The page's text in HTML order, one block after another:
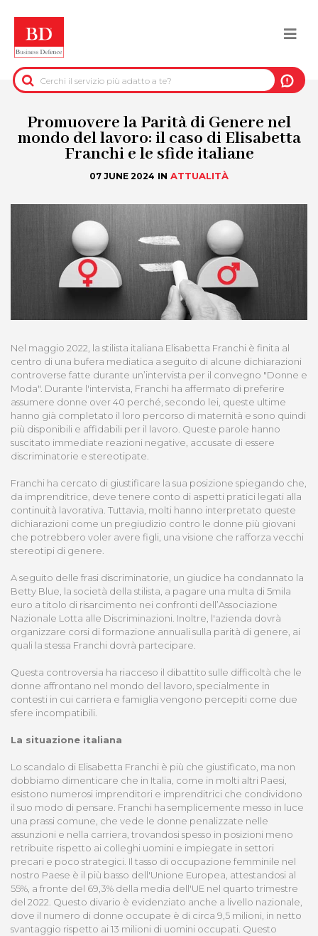
contenuto
principale
BACK
INFORMAZIONI PRE-CONTRATTUALI
INFORMAZIONI PER IL RECUPERO DEL
INFORMAZIONI IMMOBILIARI
DATI UFFICIALI
DUE DILIGENCE
SERVIZI ANTIFRODE
Promuovere la Parità di Genere nel
mondo del lavoro: il caso di Elisabetta
Franchi e le sfide italiane
07 JUNE 2024 IN ATTUALITÀ
Nel maggio 2022, la stilista italiana Elisabetta Franchi è finita al
centro di una bufera mediatica a seguito di alcune dichiarazioni
controverse fatte durante un’intervista per il convegno "Donne e
Moda". Durante l'intervista, Franchi ha affermato di preferire
assumere donne over 40 perché, secondo lei, queste ultime
hanno già completato il loro percorso di maternità e sono quindi
più disponibili e affidabili per il lavoro. Queste parole hanno
suscitato immediate reazioni negative, accusate di essere
discriminatorie e stereotipate.
Franchi ha cercato di giustificare la sua posizione spiegando che,
da imprenditrice, deve tenere conto di aspetti pratici legati alla
continuità lavorativa. Tuttavia, molti hanno interpretato queste
dichiarazioni come un pregiudizio contro le donne più giovani
che potrebbero voler avere figli, una visione che rafforza vecchi
stereotipi di genere.
A seguito delle frasi discriminatorie, un giudice ha condannato la
Betty Blue, la società della stilista, a pagare una multa di 5mila
euro a titolo di risarcimento nei confronti dell’Associazione
Nazionale Lotta alle Discriminazioni. Inoltre, l'azienda dovrà
organizzare corsi di formazione annuali sulla parità di genere, ai
quali la stessa Franchi dovrà partecipare.
Questa controversia ha riacceso il dibattito sulle difficoltà che le
donne affrontano nel mondo del lavoro, specialmente in
contesti in cui carriera e famiglia vengono percepiti come due
sfere incompatibili.
La situazione italiana
Lo scandalo di Elisabetta Franchi è più che giustificato, ma non
dobbiamo dimenticare che in Italia, come in molti altri Paesi,
esistono numerosi imprenditori e imprenditrici che condividono
il suo modo di pensare. Franchi ha semplicemente messo in luce
una prassi comune, che vede le donne penalizzate nelle
assunzioni e nella carriera, trovandosi spesso in posizioni meno
retribuite rispetto ai colleghi uomini e impiegate in settori
precari e poco strategici. Il tasso di occupazione femminile nel
nostro Paese è il più basso dell'Unione Europea, attestandosi al
55%, a fronte del 69,3% della media dell'UE nel quarto trimestre
del 2022. Questo divario è evidenziato anche a livello nazionale,
dove il numero di donne occupate è di circa 9,5 milioni, in netto
svantaggio rispetto ai 13 milioni di uomini occupati. Questo